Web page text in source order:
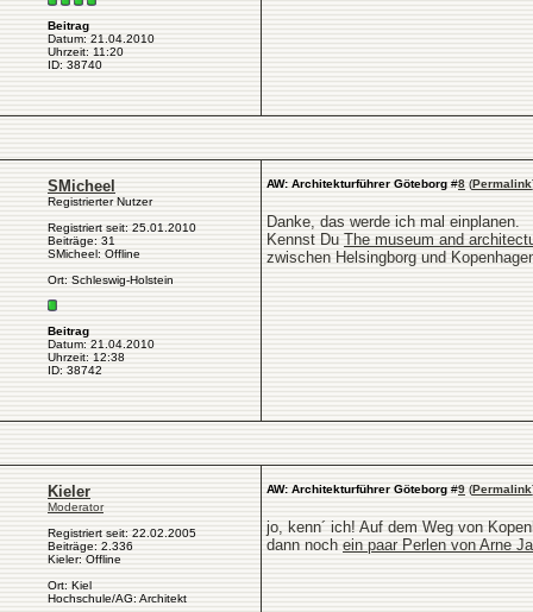
Beitrag
Datum: 21.04.2010
Uhrzeit: 11:20
ID: 38740
SMicheel
Registrierter Nutzer
Registriert seit: 25.01.2010
Beiträge: 31
SMicheel: Offline
Ort: Schleswig-Holstein
Beitrag
Datum: 21.04.2010
Uhrzeit: 12:38
ID: 38742
AW: Architekturführer Göteborg #8 (Permalink
Danke, das werde ich mal einplanen.
Kennst Du The museum and
zwischen Helsingborg und
Kieler
Moderator
Registriert seit: 22.02.2005
Beiträge: 2.336
Kieler: Offline
Ort: Kiel
Hochschule/AG: Architekt
AW: Architekturführer Göteborg #9 (Permalink
jo, kenn´ ich! Auf dem Weg von
dann noch ein paar Perlen von Arne